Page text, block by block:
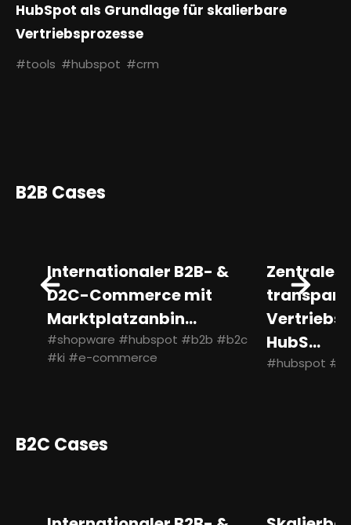
#tools #hubspot #crm
HubSpot als Grundlage für skalierbare
Vertriebsprozesse
B2B Cases
Internationaler B2B- &
D2C-Commerce mit
Marktplatzanbin...
#shopware #hubspot #b2b #b2c
#ki #e-commerce
Zentrales
HubS...
#hubspot
B2C Cases